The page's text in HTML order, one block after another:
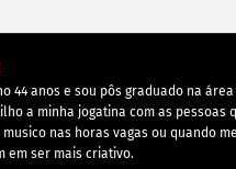
44 anos e sou pôs graduado na
a minha jogatina com as
musico nas horas vagas ou quando
em ser mais criativo.